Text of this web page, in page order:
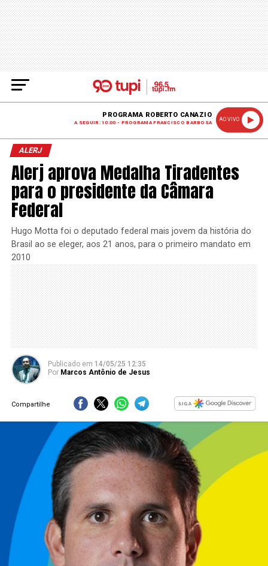
PROGRAMA ROBERTO CANAZIO
A SEGUIR: 10:00 - PROGRAMA FRANCISCO BARBOSA
AO VIVO
ALERJ
Alerj aprova Medalha Tiradentes
para o presidente da Câmara
Federal
Hugo Motta foi o deputado federal mais jovem da história do
Brasil ao se eleger, aos 21 anos, para o primeiro mandato em
2010
Publicado em 14/05/25 12:35
Por Marcos Antônio de Jesus
Compartilhe